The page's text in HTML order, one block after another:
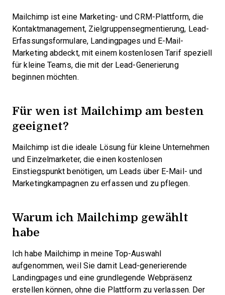
Mailchimp ist eine Marketing- und CRM-Plattform, die
Kontaktmanagement, Zielgruppensegmentierung, Lead-
Erfassungsformulare, Landingpages und E-Mail-
Marketing abdeckt, mit einem kostenlosen Tarif speziell
für kleine Teams, die mit der Lead-Generierung
beginnen möchten.
Für wen ist Mailchimp am besten
geeignet?
Mailchimp ist die ideale Lösung für kleine Unternehmen
und Einzelmarketer, die einen kostenlosen
Einstiegspunkt benötigen, um Leads über E-Mail- und
Marketingkampagnen zu erfassen und zu pflegen.
Warum ich Mailchimp gewählt
habe
Ich habe Mailchimp in meine Top-Auswahl
aufgenommen, weil Sie damit Lead-generierende
Landingpages und eine grundlegende Webpräsenz
erstellen können, ohne die Plattform zu verlassen. Der